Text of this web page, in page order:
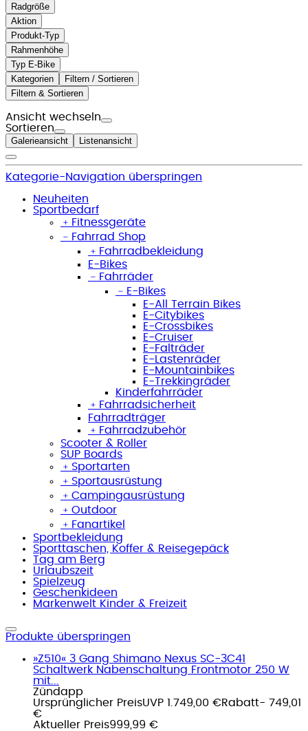
Radgröße
Aktion
Produkt-Typ
Rahmenhöhe
Typ E-Bike
Kategorien
Filtern / Sortieren
Filtern & Sortieren
Ansicht wechseln
Sortieren
Galerieansicht Listenansicht
Kategorie-Navigation überspringen
Neuheiten
Sportbedarf
﹢ Fitnessgeräte
﹣ Fahrrad Shop
﹢ Fahrradbekleidung
E-Bikes
﹣ Fahrräder
﹣ E-Bikes
E-All Terrain Bikes
E-Citybikes
E-Crossbikes
E-Cruiser
E-Falträder
E-Lastenräder
E-Mountainbikes
E-Trekkingräder
Kinderfahrräder
﹢ Fahrradsicherheit
Fahrradträger
﹢ Fahrradzubehör
Scooter & Roller
SUP Boards
﹢ Sportarten
﹢ Sportausrüstung
﹢ Campingausrüstung
﹢ Outdoor
﹢ Fanartikel
Sportbekleidung
Sporttaschen, Koffer & Reisegepäck
Tag am Berg
Urlaubszeit
Spielzeug
Geschenkideen
Markenwelt Kinder & Freizeit
Produkte überspringen
»Z510« 3 Gang Shimano Nexus SC-3C41
Schaltwerk Nabenschaltung Frontmotor 250 W
mit...
Zündapp
Ursprünglicher PreisUVP 1.749,00 €Rabatt- 749,01
€
Aktueller Preis999,99 €